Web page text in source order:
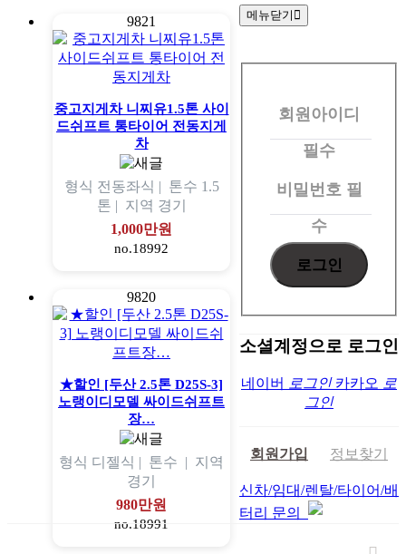
9821
중고지게차 니찌유1.5톤 사이
드쉬프트 통타이어 전동지게
차
형식 전동좌식 | 톤수 1.5
톤 | 지역 경기
1,000만원
no.18992
9820
★할인 [두산 2.5톤 D25S-3]
노랭이디모델 싸이드쉬프트
장…
형식 디젤식 | 톤수 | 지역
경기
980만원
no.18991
메뉴닫기
회
회원아이디
필수
비밀번호 필
수
소셜계정으로 로그인
네이버 로그인 카카오 로
그인
회원가입 정보찾기
신차/임대/렌탈/타이어/배
터리 문의